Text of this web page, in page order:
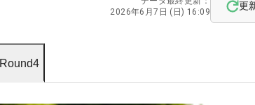
2026年6月7日 (日) 16:09
更
Round4